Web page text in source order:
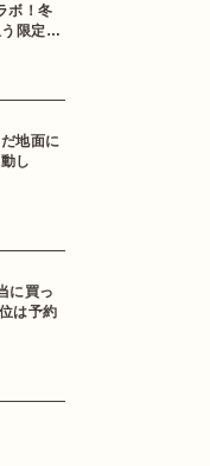
ボ！冬
限定
地面に
し
に買っ
は予約